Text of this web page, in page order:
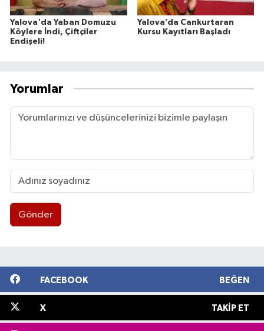
Yalova'da Yaban Domuzu
Köylere İndi, Çiftçiler
Endişeli!
Yalova’da Cankurtaran
Kursu Kayıtları Başladı
Yorumlar
Gönder
FACEBOOK BEĞEN
X TAKIP ET